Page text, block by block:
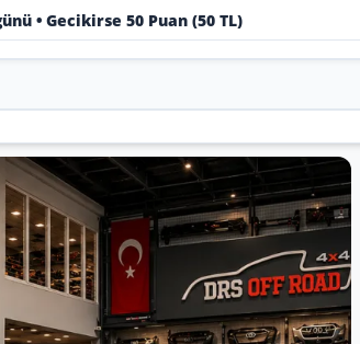
• Gecikirse 50 Puan (50 TL)
en büyük oto aksesuar ve tuning
ve yıla göre keşfedin.